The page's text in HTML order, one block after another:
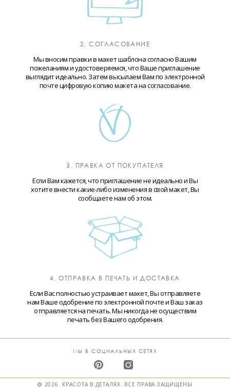
2. СОГЛАСОВАНИЕ
Мы вносим правки в макет шаблона согласно Вашим
пожеланиям и удостоверяемся, что Ваше приглашение
выглядит идеально. Затем высылаем Вам по электронной
почте цифровую копию макета на согласование.
3. ПРАВКА ОТ ПОКУПАТЕЛЯ
Если Вам кажется, что приглашение не идеально и Вы
хотите внести какие-либо изменения в свой макет, Вы
сообщаете нам об этом.
4. ОТПРАВКА В ПЕЧАТЬ И ДОСТАВКА
Если Вас полностью устраивает макет, Вы отправляете
нам Ваше одобрение по электронной почте и Ваш заказ
отправляется на печать. Мы никогда не осуществим
печать без Вашего одобрения.
МЫ В СОЦИАЛЬНЫХ СЕТЯХ
@ 2026. КРАСОТА В ДЕТАЛЯХ. ВСЕ ПРАВА ЗАЩИЩЕНЫ